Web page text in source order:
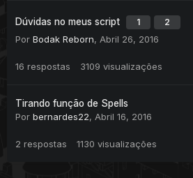
Dúvidas no meus script 1 2
Por Bodak Reborn, Abril 26, 2016
16 respostas 3109 visualizações
Tirando função de Spells
Por bernardes22, Abril 16, 2016
2 respostas 1130 visualizações